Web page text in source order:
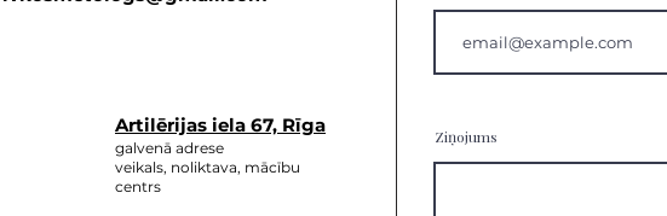
Artilērijas iela 67, Rīga
galvenā adrese
veikals, noliktava, mācību
centrs
Ziņojums